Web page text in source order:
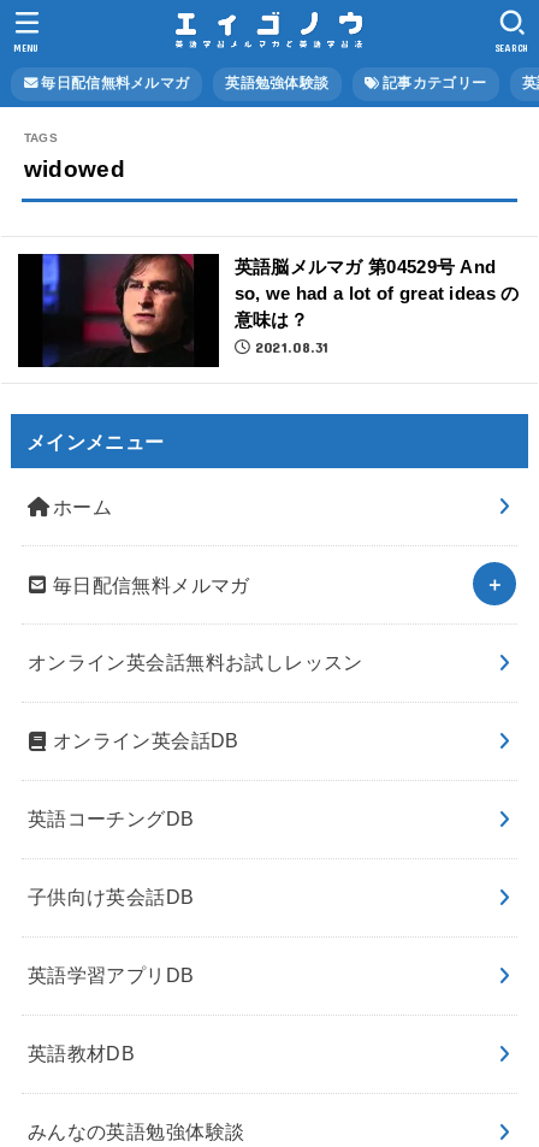
毎日配信無料メルマガ 英語勉強体験談 記事カテゴリー
SEARCH
MENU
widowed
英語脳メルマガ 第04529号 And
so, we had a lot of great ideas の
意味は？
2021.08.31
メインメニュー
ホーム
毎日配信無料メルマガ
オンライン英会話無料お試しレッスン
オンライン英会話DB
英語コーチングDB
子供向け英会話DB
英語学習アプリDB
英語教材DB
みんなの英語勉強体験談